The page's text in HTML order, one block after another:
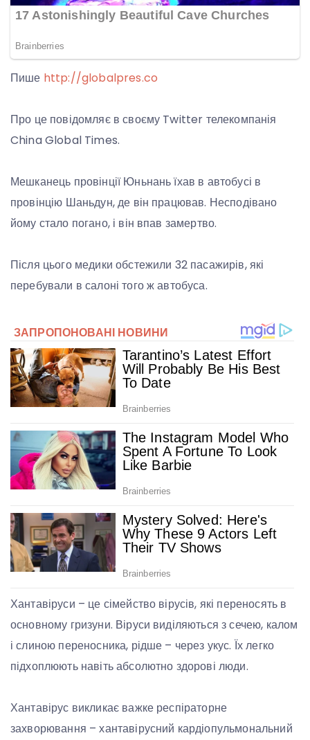
Пише http://globalpres.co
Про це повідомляє в своєму Twitter телекомпанія
China Global Times.
Мешканець провінції Юньнань їхав в автобусі в
провінцію Шаньдун, де він працював. Несподівано
йому стало погано, і він впав замертво.
Після цього медики обстежили 32 пасажирів, які
перебували в салоні того ж автобуса.
Хантавіруси – це сімейство вірусів, які переносять в
основному гризуни. Віруси виділяються з сечею, калом
і слиною переносника, рідше – через укус. Їх легко
підхоплюють навіть абсолютно здорові люди.
Хантавірус викликає важке респіраторне
захворювання – хантавірусний кардіопульмональний